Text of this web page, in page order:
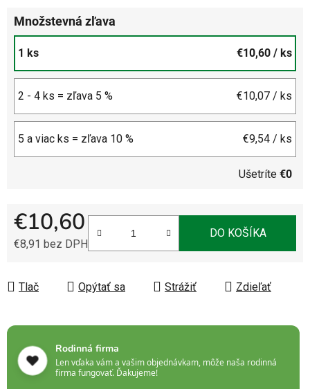
Množstevná zľava
1 ks €10,60 / ks
2 - 4 ks = zľava 5 % €10,07 / ks
5 a viac ks = zľava 10 % €9,54 / ks
Ušetríte €0
€10,60
€8,91 bez DPH
DO KOŠÍKA
Tlač Opýtať sa Strážiť Zdieľať
❤️
Rodinná firma
Len vďaka vám a vašim objednávkam, môže naša rodinná
firma fungovať. Ďakujeme!